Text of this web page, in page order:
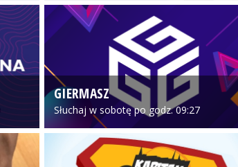
GIERMASZ
Słuchaj w sobotę po godz. 09:27